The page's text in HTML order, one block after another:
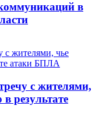
в
с жителями,
результате